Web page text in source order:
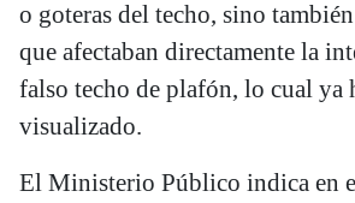
o goteras del techo, sino
que afectaban directamente la
falso techo de plafón, lo cual ya
visualizado.
El Ministerio Público indica en